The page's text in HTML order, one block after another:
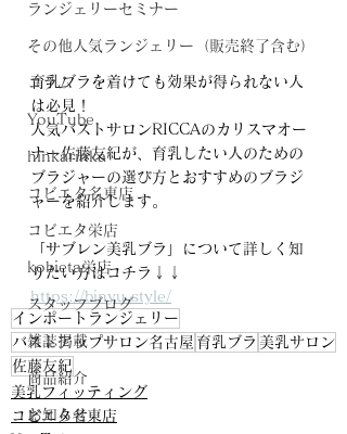
ランジェリーセミナー
その他人気ランジェリー（販売終了含む）
コラム
YouTube
hinkarinka
コビエタ名東店
コビエタ栄店
kobieta栄店
スタッフブログ
雑誌掲載
商品紹介
お知らせ
育乳ブラを着けても効果が得られない人
は必見！
人気バストサロンRICCAのカリスマオー
ナー佐藤友紀が、育乳したい人のための
ブラジャーの選び方とおすすめのブラジ
ャーを紹介します。
「サブレン美乳ブラ」について詳しく知
りたい方はコチラ↓↓
https://binyu.style/
インポートランジェリー
バストアップサロン名古屋 育乳ブラ 美乳サロン
佐藤友紀
美乳フィッティング
コビエタ名東店